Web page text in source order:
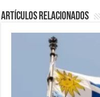
Artículos Relacionados